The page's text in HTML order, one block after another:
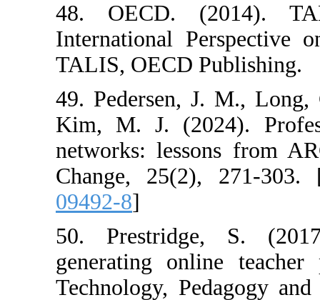
48. OECD.
International
TALIS, OECD
49. Pedersen,
Kim, M. J.
networks:
Change,
50.
generating
Technology,